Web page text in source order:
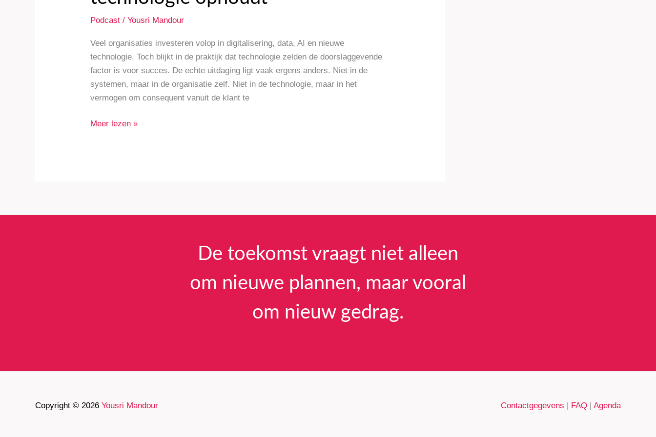
Podcast /Yousri Mandour
Veel organisaties investeren volop in digitalisering, data, AI en nieuwe
technologie. Toch blijkt in de praktijk dat technologie zelden de doorslaggevende
factor is voor succes. De echte uitdaging ligt vaak ergens anders. Niet in de
systemen, maar in de organisatie zelf. Niet in de technologie, maar in het
vermogen om consequent vanuit de klant te
Meer lezen »
De toekomst vraagt niet alleen
om nieuwe plannen, maar vooral
om nieuw gedrag.
Copyright © 2026 Yousri Mandour Contactgegevens FAQ Agenda